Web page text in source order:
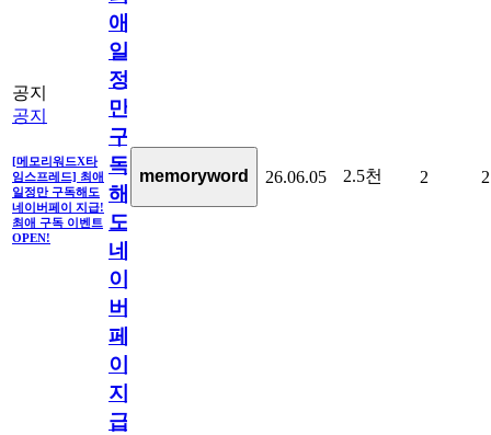
공지
공지
[메모리워드X타
임스프레드] 최애
일정만 구독해도
네이버페이 지급!
최애 구독 이벤트
OPEN!
애
일
정
만
구
독
해
도
네
이
버
페
이
지
급!
memoryword 26.06.05 2.5천 2 2